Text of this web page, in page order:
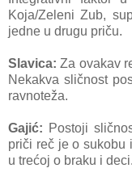
Koja/Zeleni Zub,
jedne u drugu priču.
Slavica: Za ovakav
Nekakva sličnost
ravnoteža.
Gajić: Postoji
priči reč je o sukobu
u trećoj o braku i deci.